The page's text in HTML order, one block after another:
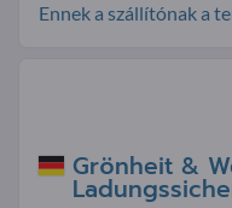
Ennek a szállítónak a
Grönheit &